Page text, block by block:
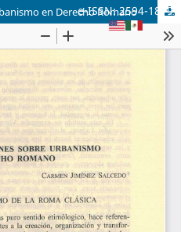
en Derecho Romano
e-ISSN: 2594-1879